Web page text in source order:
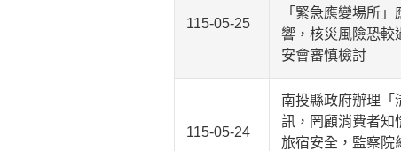
115-05-25
「緊急應變場所
響，核災風險恐較
安會審慎檢討
115-05-24
南投縣政府辦理「
訊，罔顧消費者知
旅宿安全，監察院